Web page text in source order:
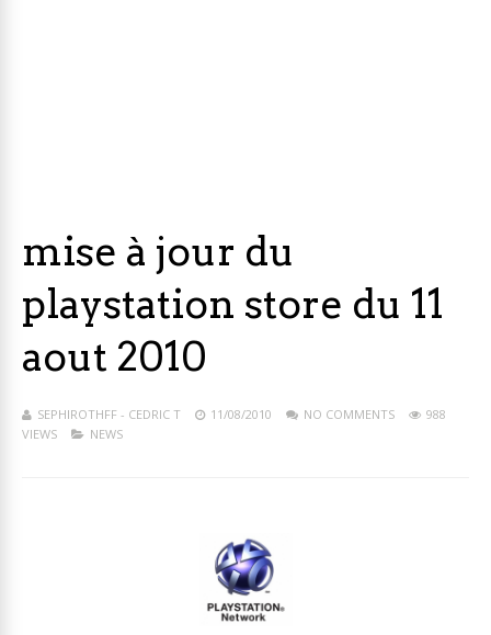
mise à jour du
playstation store du 11
aout 2010
SEPHIROTHFF - CEDRIC T 11/08/2010 NO COMMENTS
988
VIEWS
NEWS